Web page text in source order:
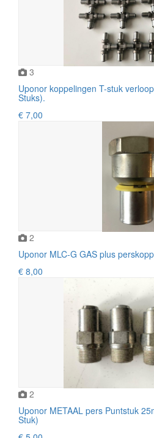
3
Uponor koppelingen T-stuk
Stuks).
€ 7,00
2
Uponor MLC-G GAS plus
€ 8,00
2
Uponor METAAL pers Puntstuk
Stuk)